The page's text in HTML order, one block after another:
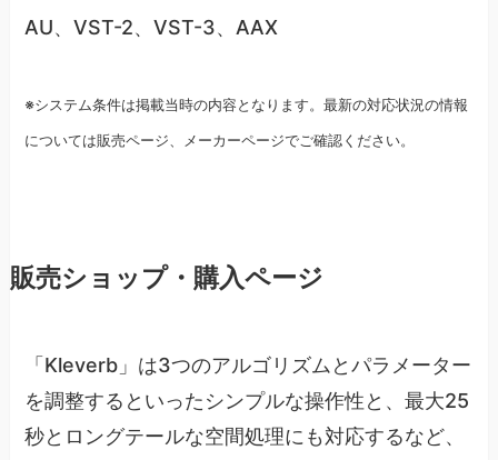
AU、VST-2、VST-3、AAX
※システム条件は掲載当時の内容となります。最新の対応状況の情報
については販売ページ、メーカーページでご確認ください。
販売ショップ・購入ページ
「Kleverb」は3つのアルゴリズムとパラメーター
を調整するといったシンプルな操作性と、最大25
秒とロングテールな空間処理にも対応するなど、